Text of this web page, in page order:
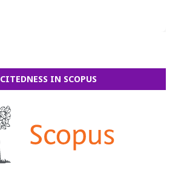
CITEDNESS IN SCOPUS